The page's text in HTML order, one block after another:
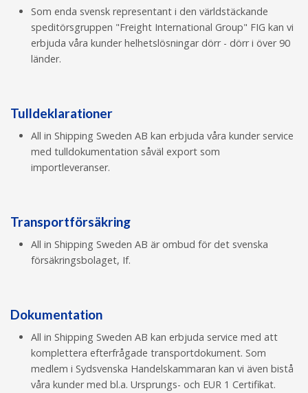
Som enda svensk representant i den världstäckande
speditörsgruppen "Freight International Group" FIG kan vi
erbjuda våra kunder helhetslösningar dörr - dörr i över 90
länder.
Tulldeklarationer
All in Shipping Sweden AB kan erbjuda våra kunder service
med tulldokumentation såväl export som
importleveranser.
Transportförsäkring
All in Shipping Sweden AB är ombud för det svenska
försäkringsbolaget, If.
Dokumentation
All in Shipping Sweden AB kan erbjuda service med att
komplettera efterfrågade transportdokument. Som
medlem i Sydsvenska Handelskammaran kan vi även bistå
våra kunder med bl.a. Ursprungs- och EUR 1 Certifikat.